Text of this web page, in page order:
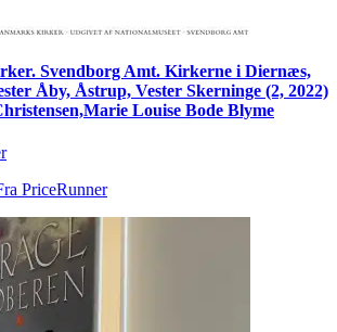
Svendborg Amt. Kirkerne i Diernæs,
Åby, Åstrup, Vester Skerninge (2, 2022)
Louise Bode Blyme
PriceRunner